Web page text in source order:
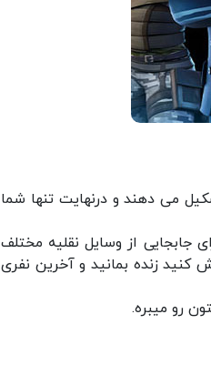
یک شخصیت قرار می گیرید که جمعی 100 نفره را تشکیل می دهند و درنهایت تنها شما
جابجایی از وسایل نقلیه مختلف
کنید زنده بمانید و آخرین نفری
رو میبره.